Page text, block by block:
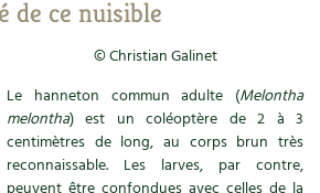
et vegan
de ce nuisible
© Christian Galinet
Le hanneton commun adulte (Melontha
melontha) est un coléoptère de 2 à 3
centimètres de long, au corps brun très
reconnaissable. Les larves, par contre,